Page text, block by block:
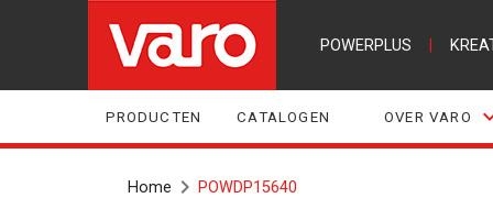
POWERPLUS
PRODUCTEN CATALOGEN OVER VARO
Home POWDP15640